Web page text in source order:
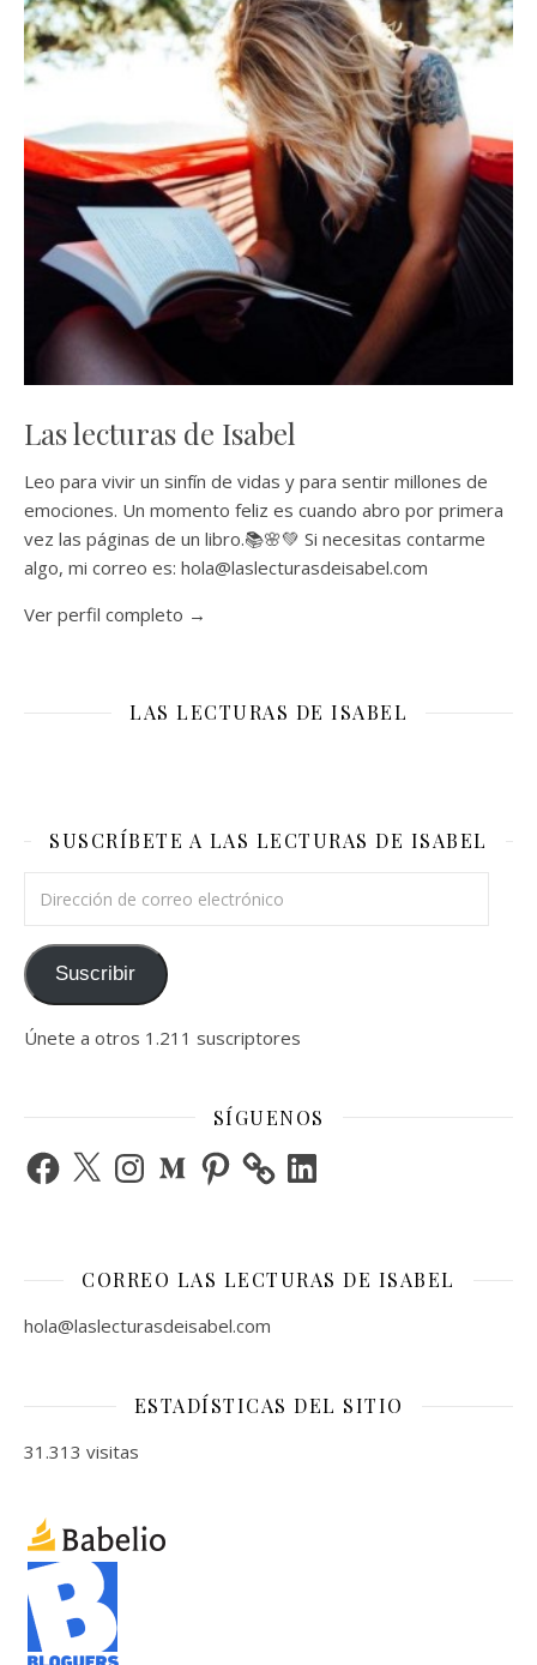
Las lecturas de Isabel
Leo para vivir un sinfín de vidas y para sentir millones de
emociones. Un momento feliz es cuando abro por primera
vez las páginas de un libro.📚🌸💚 Si necesitas contarme
algo, mi correo es: hola@laslecturasdeisabel.com
Ver perfil completo →
LAS LECTURAS DE ISABEL
SUSCRÍBETE A LAS LECTURAS DE ISABEL
Suscribir
Únete a otros 1.211 suscriptores
SÍGUENOS
Facebook
X InstagramMediumPinterest LinkedIn
CORREO LAS LECTURAS DE ISABEL
hola@laslecturasdeisabel.com
ESTADÍSTICAS DEL SITIO
31.313 visitas